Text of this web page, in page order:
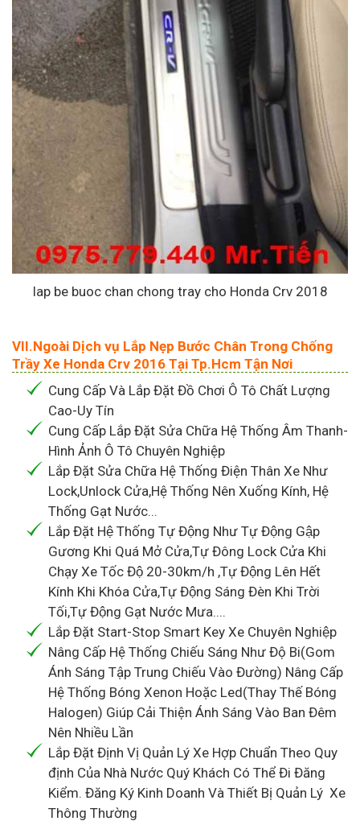
lap be buoc chan chong tray cho Honda Crv 2018
VII.Ngoài Dịch vụ Lắp Nẹp Bước Chân Trong Chống
Trầy Xe Honda Crv 2016 Tại Tp.Hcm Tận Nơi
Cung Cấp Và Lắp Đặt Đồ Chơi Ô Tô Chất Lượng
Cao-Uy Tín
Cung Cấp Lắp Đặt Sửa Chữa Hệ Thống Âm Thanh-
Hình Ảnh Ô Tô Chuyên Nghiệp
Lắp Đặt Sửa Chữa Hệ Thống Điện Thân Xe Như
Lock,Unlock Cửa,Hệ Thống Nên Xuống Kính, Hệ
Thống Gạt Nước...
Lắp Đặt Hệ Thống Tự Động Như Tự Động Gập
Gương Khi Quá Mở Cửa,Tự Đông Lock Cửa Khi
Chạy Xe Tốc Độ 20-30km/h ,Tự Động Lên Hết
Kính Khi Khóa Cửa,Tự Động Sáng Đèn Khi Trời
Tối,Tự Động Gạt Nước Mưa....
Lắp Đặt Start-Stop Smart Key Xe Chuyên Nghiệp
Nâng Cấp Hệ Thống Chiếu Sáng Như Độ Bi(Gom
Ánh Sáng Tập Trung Chiếu Vào Đường) Nâng Cấp
Hệ Thống Bóng Xenon Hoặc Led(Thay Thế Bóng
Halogen) Giúp Cải Thiện Ánh Sáng Vào Ban Đêm
Nên Nhiều Lần
Lắp Đặt Định Vị Quản Lý Xe Hợp Chuẩn Theo Quy
định Của Nhà Nước Quý Khách Có Thể Đi Đăng
Kiểm. Đăng Ký Kinh Doanh Và Thiết Bị Quản Lý Xe
Thông Thường